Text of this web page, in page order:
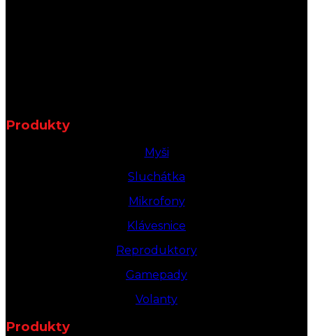
Produkty
Myši
Sluchátka
Mikrofony
Klávesnice
Reproduktory
Gamepady
Volanty
Produkty